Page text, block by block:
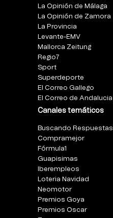
La Opinión de Málaga
La Opinión de Zamora
La Provincia
Levante-EMV
Mallorca Zeitung
Regio7
Sport
Superdeporte
El Correo Gallego
El Correo de Andalucia
Canales temáticos
Buscando Respuestas
Compramejor
Fórmula1
Guapisimas
Iberempleos
Loteria Navidad
Neomotor
Premios Goya
Premios Oscar